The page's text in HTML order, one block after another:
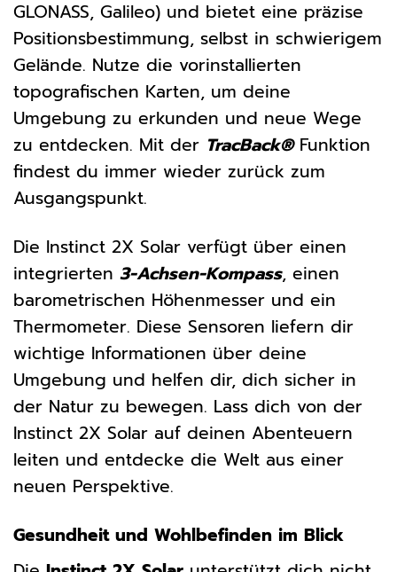
GLONASS, Galileo) und bietet eine präzise
Positionsbestimmung, selbst in schwierigem
Gelände. Nutze die vorinstallierten
topografischen Karten, um deine
Umgebung zu erkunden und neue Wege
zu entdecken. Mit der TracBack®Funktion
findest du immer wieder zurück zum
Ausgangspunkt.
Die Instinct 2X Solar verfügt über einen
integrierten 3-Achsen-Kompass, einen
barometrischen Höhenmesser und ein
Thermometer. Diese Sensoren liefern dir
wichtige Informationen über deine
Umgebung und helfen dir, dich sicher in
der Natur zu bewegen. Lass dich von der
Instinct 2X Solar auf deinen Abenteuern
leiten und entdecke die Welt aus einer
neuen Perspektive.
Gesundheit und Wohlbefinden im Blick